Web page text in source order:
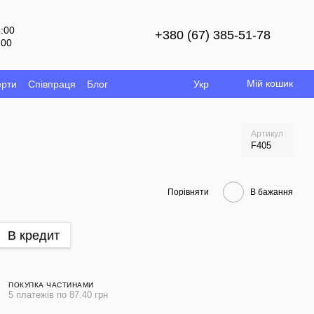
+380 (67) 385-51-78
Співпраця Блог Укр Мій кошик
Артикул
F405
Порівняти В бажання
В кредит
ПОКУПКА ЧАСТИНАМИ
5 платежів по 87.40 грн